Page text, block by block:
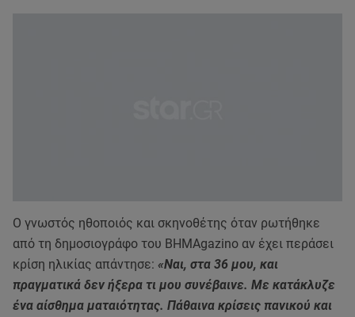
Ο γνωστός ηθοποιός και σκηνοθέτης όταν ρωτήθηκε
από τη δημοσιογράφο του BΗΜΑgazino αν έχει περάσει
κρίση ηλικίας απάντησε: «Ναι, στα 36 μου, και
πραγματικά δεν ήξερα τι μου συνέβαινε. Με κατάκλυζε
ένα αίσθημα ματαιότητας. Πάθαινα κρίσεις πανικού και